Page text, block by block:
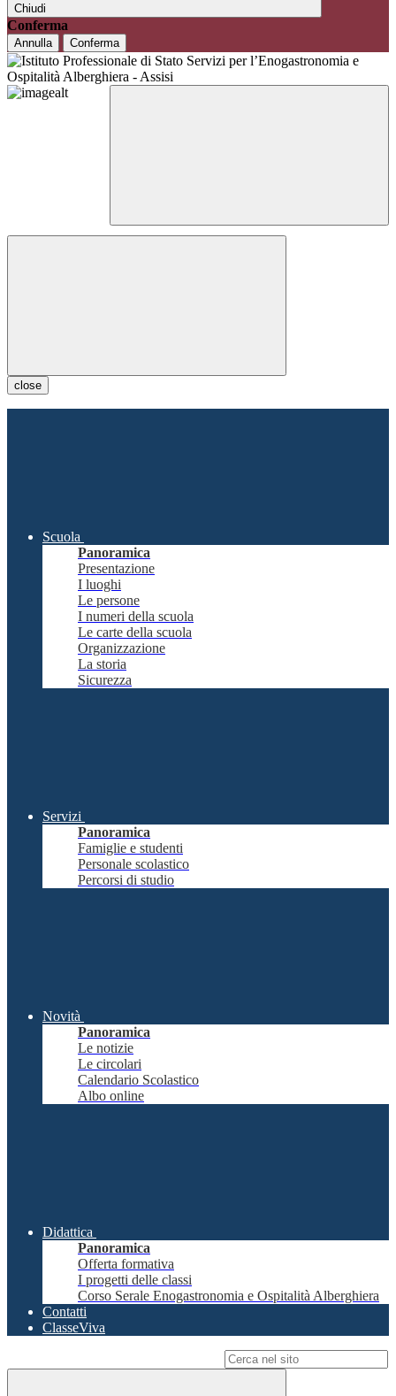
Chiudi
Conferma
Annulla Conferma
close
Scuola
Panoramica
Presentazione
I luoghi
Le persone
I numeri della scuola
Le carte della scuola
Organizzazione
La storia
Sicurezza
Servizi
Panoramica
Famiglie e studenti
Personale scolastico
Percorsi di studio
Novità
Panoramica
Le notizie
Le circolari
Calendario Scolastico
Albo online
Didattica
Panoramica
Offerta formativa
I progetti delle classi
Corso Serale Enogastronomia e Ospitalità Alberghiera
Contatti
ClasseViva